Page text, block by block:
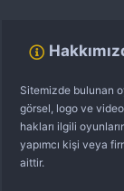
Sitemizde bulunan
görsel, logo ve
hakları ilgili
yapımcı kişi veya
aittir.